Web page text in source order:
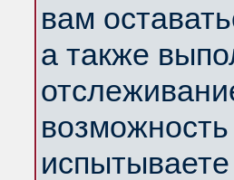
вам
а также